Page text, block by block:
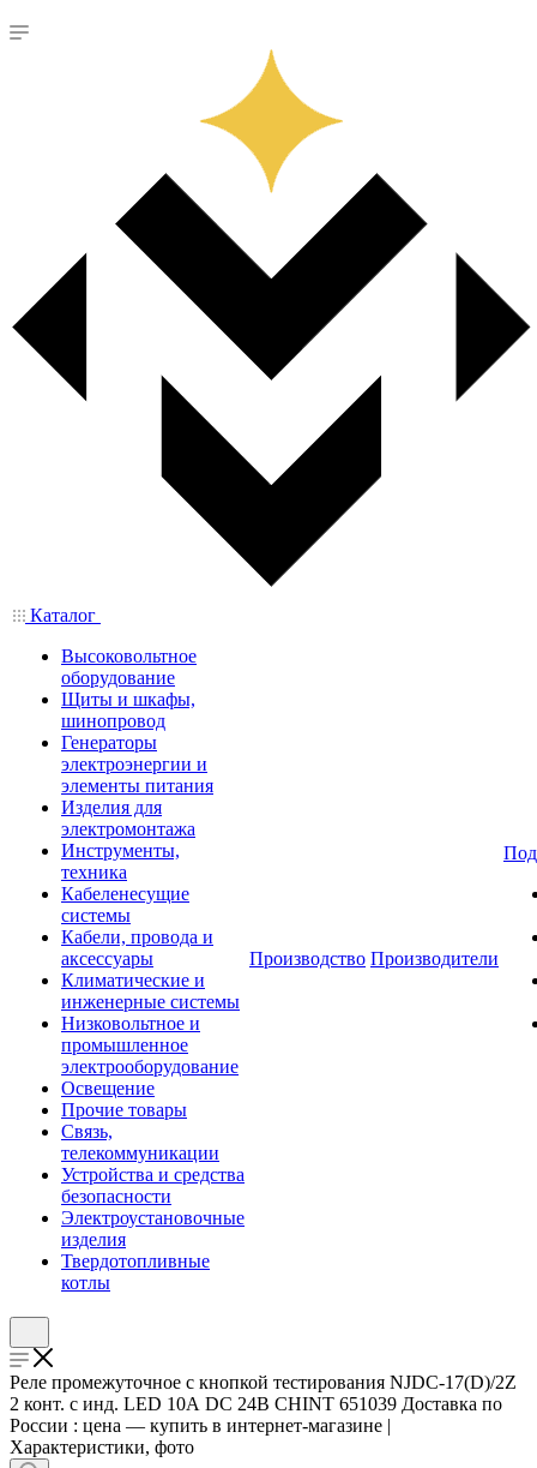
Каталог
Высоковольтное
оборудование
Щиты и шкафы,
шинопровод
Генераторы
электроэнергии и
элементы питания
Изделия для
электромонтажа
Инструменты,
техника
Кабеленесущие
системы
Кабели, провода и
аксессуары
Климатические и
инженерные системы
Низковольтное и
промышленное
электрооборудование
Освещение
Прочие товары
Связь,
телекоммуникации
Устройства и средства
безопасности
Электроустановочные
изделия
Твердотопливные
котлы
Производство Производители
Реле промежуточное с кнопкой тестирования NJDC-17(D)/2Z
2 конт. с инд. LED 10А DC 24В CHINT 651039 Доставка по
России : цена — купить в интернет-магазине |
Характеристики, фото